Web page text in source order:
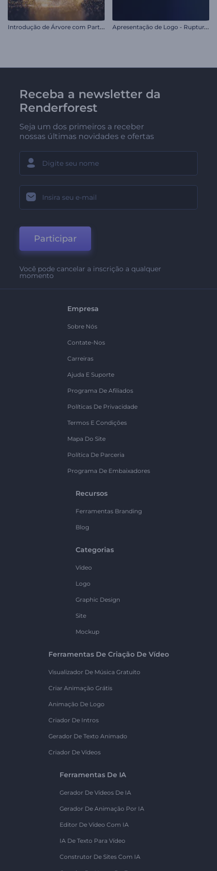
I
ntrodução de Árvore com Partículas Brilhantes A
presentação de Logo - Ruptura de Partículas
Receba a newsletter da
Renderforest
Seja um dos primeiros a receber
nossas últimas novidades e ofertas
Participar
Você pode cancelar a inscrição a qualquer
momento
Empresa
Sobre Nós
Contate-Nos
Carreiras
Ajuda E Suporte
Programa De Afiliados
Políticas De Privacidade
Termos E Condições
Mapa Do Site
Política De Parceria
Programa De Embaixadores
Recursos
Ferramentas Branding
Blog
Categorias
Vídeo
Logo
Graphic Design
Site
Mockup
Ferramentas De Criação De Vídeo
Visualizador De Música Gratuito
Criar Animação Grátis
Animação De Logo
Criador De Intros
Gerador De Texto Animado
Criador De Vídeos
Ferramentas De IA
Gerador De Vídeos De IA
Gerador De Animação Por IA
Editor De Vídeo Com IA
IA De Texto Para Vídeo
Construtor De Sites Com IA